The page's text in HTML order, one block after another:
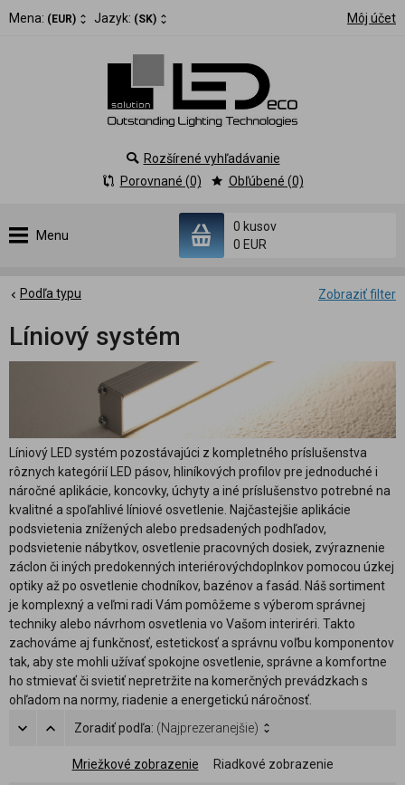
Mena: (EUR) Jazyk: (SK) Môj účet
Menu
0 kusov
0 EUR
Rozšírené vyhľadávanie
Porovnané (0)
Obľúbené (0)
Zobraziť filter
Podľa typu
Líniový systém
Líniový LED systém pozostávajúci z kompletného príslušenstva
rôznych kategórií LED pásov, hliníkových profilov pre jednoduché i
náročné aplikácie, koncovky, úchyty a iné príslušenstvo potrebné na
kvalitné a spoľahlivé líniové osvetlenie. Najčastejšie aplikácie
podsvietenia znížených alebo predsadených podhľadov,
podsvietenie nábytkov, osvetlenie pracovných dosiek, zvýraznenie
záclon či iných predokenných interiérovýchdoplnkov pomocou úzkej
optiky až po osvetlenie chodníkov, bazénov a fasád. Náš sortiment
je komplexný a veľmi radi Vám pomôžeme s výberom správnej
techniky alebo návrhom osvetlenia vo Vašom interiréri. Takto
zachováme aj funkčnosť, estetickosť a správnu voľbu komponentov
tak, aby ste mohli užívať spokojne osvetlenie, správne a komfortne
ho stmievať či svietiť nepretržite na komerčných prevádzkach s
ohľadom na normy, riadenie a energetickú náročnosť.
Zoradiť podľa: (Najprezeranejšie)
Mriežkové zobrazenie Riadkové zobrazenie